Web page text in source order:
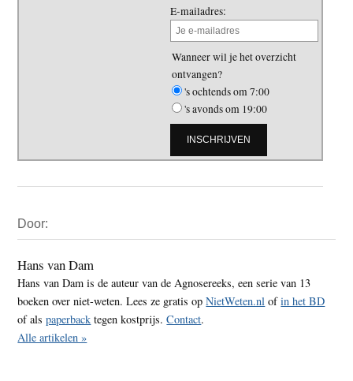
E-mailadres:
Wanneer wil je het overzicht
ontvangen?
's ochtends om 7:00
's avonds om 19:00
Sidebar
Door:
Hans van Dam
Hans van Dam is de auteur van de Agnosereeks, een serie van 13
boeken over niet-weten. Lees ze gratis opNietWeten.nl ofin het BD
of alspaperback tegen kostprijs.Contact.
Alle artikelen »